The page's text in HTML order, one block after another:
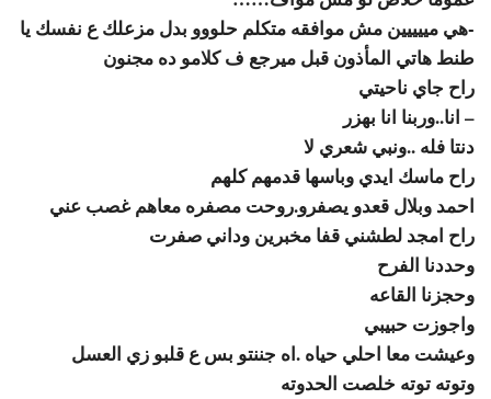
-هي مييييين مش موافقه متكلم حلووو بدل مزعلك ع نفسك يا
طنط هاتي المأذون قبل ميرجع ف كلامو ده مجنون
راح جاي ناحيتي
– انا..وربنا انا بهزر
دنتا فله ..ونبي شعري لا
راح ماسك ايدي وباسها قدمهم كلهم
احمد وبلال قعدو يصفرو.روحت مصفره معاهم غصب عني
راح امجد لطشني قفا مخبرين وداني صفرت
وحددنا الفرح
وحجزنا القاعه
واجوزت حبيبي
وعيشت معا احلي حياه .اه جننتو بس ع قلبو زي العسل
وتوته توته خلصت الحدوته